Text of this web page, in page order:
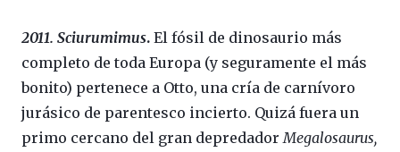
2011. Sciurumimus. El fósil de dinosaurio más
completo de toda Europa (y seguramente el más
bonito) pertenece a Otto, una cría de carnívoro
jurásico de parentesco incierto. Quizá fuera un
primo cercano del gran depredador Megalosaurus,